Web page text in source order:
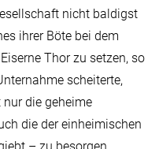
nicht baldigst
ihrer Böte bei dem
Thor zu setzen, so
scheiterte,
die geheime
die der einheimischen
– zu besorgen.